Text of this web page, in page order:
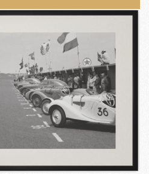
: 593Gisteren : 664 Contact
Pech melden